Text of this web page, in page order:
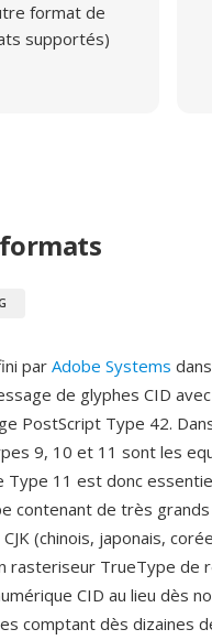
format de
supportés)
par Adobe Systems
de glyphes CID
PostScript Type 42.
9, 10 et 11 sont les
11 est donc
contenant de très
(chinois, japonais,
rasteriseur TrueType de
CID au lieu dès
comptant dès dizaines